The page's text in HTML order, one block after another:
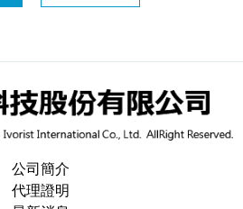
公司簡介
代理證明